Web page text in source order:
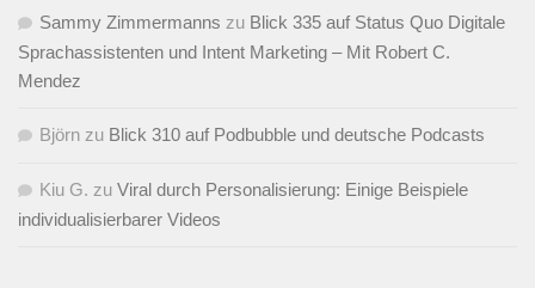
Sammy Zimmermanns zu Blick 335 auf Status Quo Digitale
Sprachassistenten und Intent Marketing – Mit Robert C.
Mendez
Björn zu Blick 310 auf Podbubble und deutsche Podcasts
Kiu G. zu Viral durch Personalisierung: Einige Beispiele
individualisierbarer Videos